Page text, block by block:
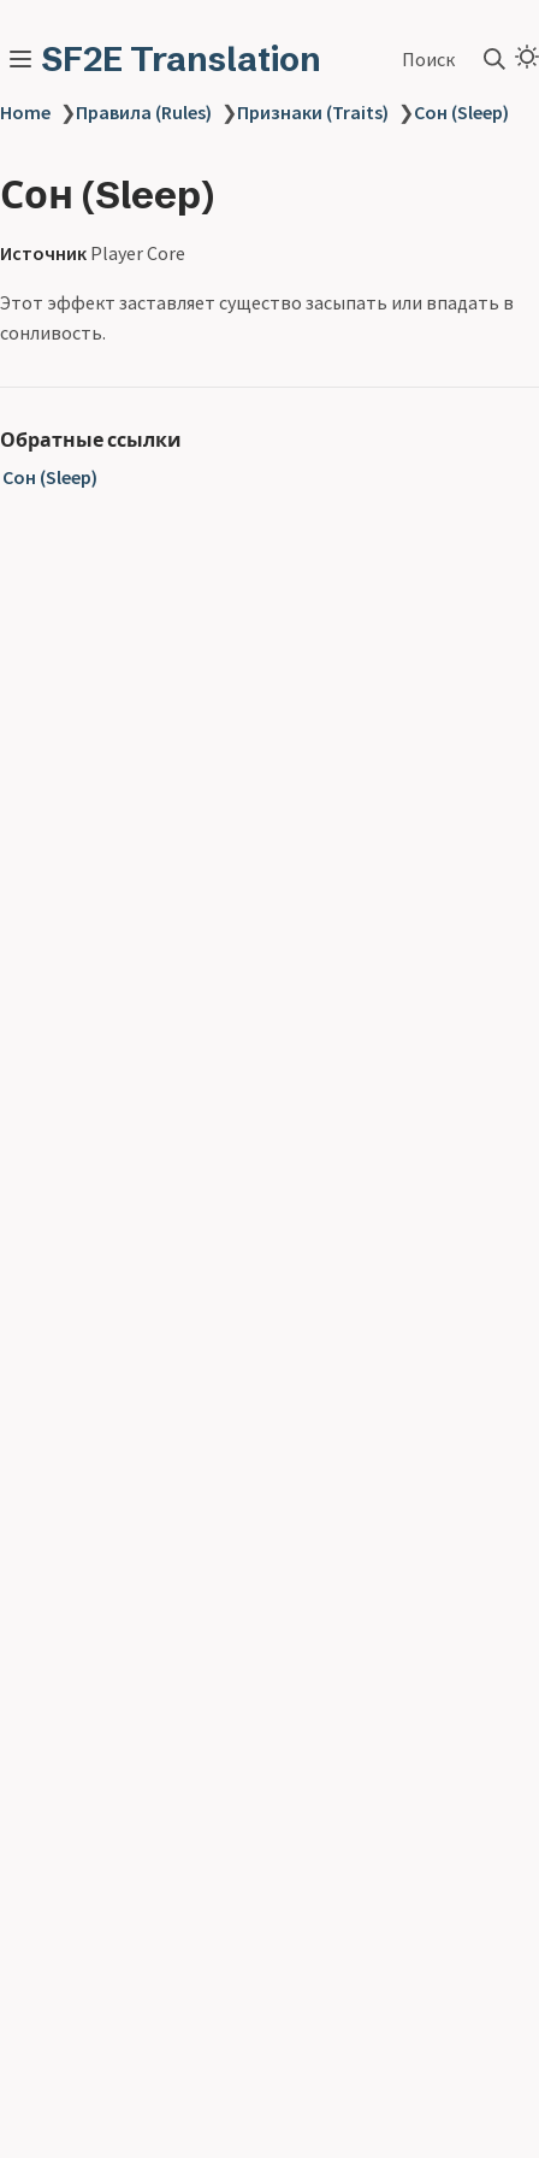
SF2E Translation Поиск
Home ❯Правила (Rules) ❯Признаки (Traits) ❯Сон (Sleep)
Сон (Sleep)
Источник Player Core
Этот эффект заставляет существо засыпать или впадать в
сонливость.
Обратные ссылки
Сон (Sleep)